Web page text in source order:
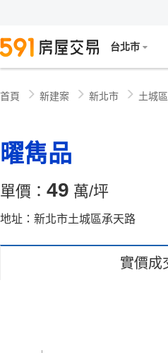
台北市
首頁 新建案 新北市 土城區
曜雋品
單價： 49 萬/坪
地址：新北市土城區承天路